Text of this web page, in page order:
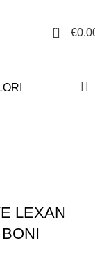
0 €
LEXAN